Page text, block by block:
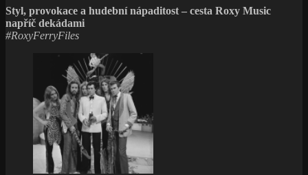
McLaughlin
a znovuzrození
Styl, provokace a hudební nápaditost – cesta Roxy Music
napříč dekádami
#RoxyFerryFiles